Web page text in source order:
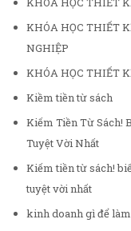
KHÓA HỌC THIẾT
NGHIỆP
KHÓA HỌC THIẾT
Kiềm tiền từ sách
Kiếm Tiền Từ Sách!
Tuyệt Vời Nhất
Kiếm tiền từ sách!
tuyệt vời nhất
kinh doanh gì để